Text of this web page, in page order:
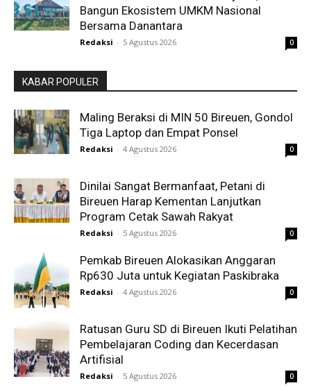
Bangun Ekosistem UMKM Nasional
Bersama Danantara
Redaksi - 5 Agustus 2026 0
KABAR POPULER
Maling Beraksi di MIN 50 Bireuen, Gondol
Tiga Laptop dan Empat Ponsel
Redaksi - 4 Agustus 2026 0
Dinilai Sangat Bermanfaat, Petani di
Bireuen Harap Kementan Lanjutkan
Program Cetak Sawah Rakyat
Redaksi - 5 Agustus 2026 0
Pemkab Bireuen Alokasikan Anggaran
Rp630 Juta untuk Kegiatan Paskibraka
Redaksi - 4 Agustus 2026 0
Ratusan Guru SD di Bireuen Ikuti Pelatihan
Pembelajaran Coding dan Kecerdasan
Artifisial
Redaksi - 5 Agustus 2026 0